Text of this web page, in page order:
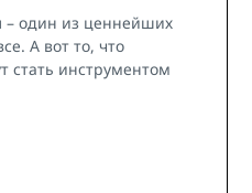
– один из ценнейших
А вот то, что
стать инструментом